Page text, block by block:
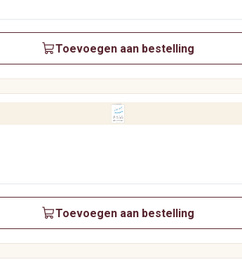
Toevoegen aan bestelling
Toevoegen aan bestelling